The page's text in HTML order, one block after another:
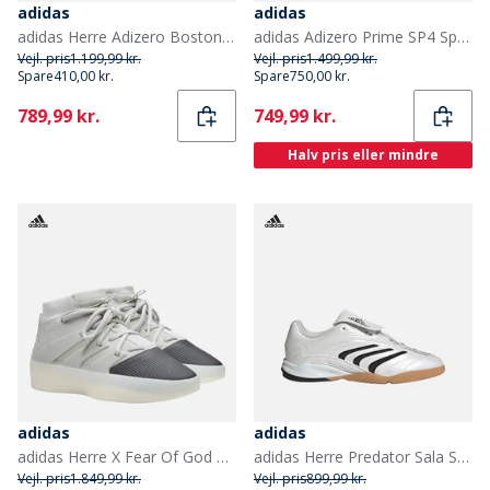
adidas
adidas Herre Adizero Boston 12 Lightstrike Pro Neutrale Løbesko Aurora Ink/Silver Metallic/Pulse Lime
Vejl. pris1.199,99 kr.
Spare410,00 kr.
Current
789,99 kr.
adidas
adidas Adizero Prime SP4 Sprint Løbesko med pigge Grey Two/Lucid Red/Silver Metallic
Vejl. pris1.499,99 kr.
Spare750,00 kr.
Current
749,99 kr.
Halv pris eller mindre
adidas
adidas Herre X Fear Of God Athletics Træningssko Sesame/Carbon/Sesame
Vejl. pris1.849,99 kr.
adidas
adidas Herre Predator Sala Sko Zero Metallic/Core Black/Gum 3 Zero Metallic/Core Black/Gum 3 (Outsole)
Vejl. pris899,99 kr.